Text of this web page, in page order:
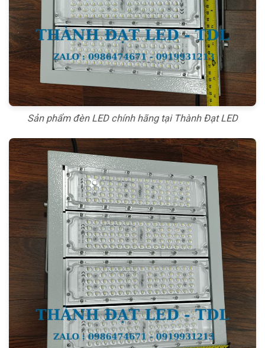
Sản phẩm đèn LED chính hãng tại Thành Đạt LED